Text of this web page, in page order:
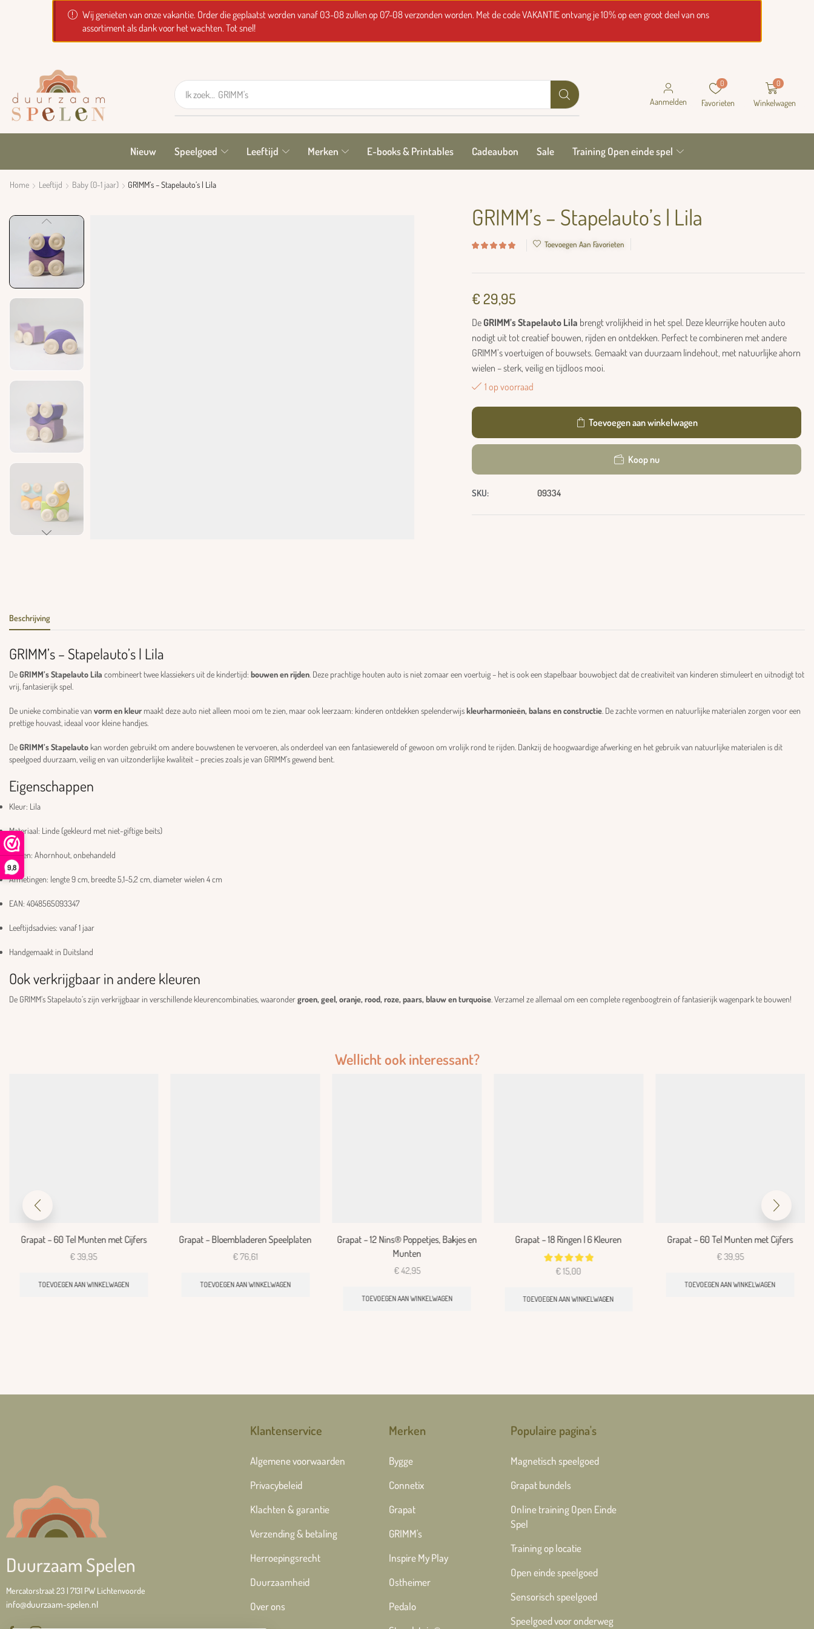
9,8
Wij genieten van onze vakantie. Order die geplaatst worden vanaf 03-08 zullen op 07-08 verzonden worden. Met de code VAKANTIE ontvang je 10% op een groot deel van ons
assortiment als dank voor het wachten. Tot snel!
Ik zoek... GRIMM's
Aanmelden
0
Favorieten
0
Winkelwagen
Nieuw Speelgoed Leeftijd Merken E-books & Printables Cadeaubon Sale Training Open einde spel
Home Leeftijd Baby (0-1 jaar) GRIMM’s – Stapelauto’s | Lila
GRIMM’s – Stapelauto’s | Lila
Toevoegen Aan Favorieten
€ 29,95
DeGRIMM’s Stapelauto Lila brengt vrolijkheid in het spel. Deze kleurrijke houten auto
nodigt uit tot creatief bouwen, rijden en ontdekken. Perfect te combineren met andere
GRIMM’s voertuigen of bouwsets. Gemaakt van duurzaam lindehout, met natuurlijke ahorn
wielen – sterk, veilig en tijdloos mooi.
1 op voorraad
Toevoegen aan winkelwagen
Koop nu
SKU: 09334
Beschrijving
GRIMM’s – Stapelauto’s | Lila
DeGRIMM’s Stapelauto Lila combineert twee klassiekers uit de kindertijd: bouwen en rijden . Deze prachtige houten auto is niet zomaar een voertuig – het is ook een stapelbaar bouwobject dat de creativiteit van kinderen stimuleert en uitnodigt tot
vrij, fantasierijk spel.
De unieke combinatie van vorm en kleur maakt deze auto niet alleen mooi om te zien, maar ook leerzaam: kinderen ontdekken spelenderwijskleurharmonieën, balans en constructie . De zachte vormen en natuurlijke materialen zorgen voor een
prettige houvast, ideaal voor kleine handjes.
DeGRIMM’s Stapelauto kan worden gebruikt om andere bouwstenen te vervoeren, als onderdeel van een fantasiewereld of gewoon om vrolijk rond te rijden. Dankzij de hoogwaardige afwerking en het gebruik van natuurlijke materialen is dit
speelgoed duurzaam, veilig en van uitzonderlijke kwaliteit – precies zoals je van GRIMM’s gewend bent.
Eigenschappen
Kleur: Lila
Materiaal: Linde (gekleurd met niet-giftige beits)
Wielen: Ahornhout, onbehandeld
Afmetingen: lengte 9 cm, breedte 5,1–5,2 cm, diameter wielen 4 cm
EAN: 4048565093347
Leeftijdsadvies: vanaf 1 jaar
Handgemaakt in Duitsland
Ook verkrijgbaar in andere kleuren
De GRIMM’s Stapelauto’s zijn verkrijgbaar in verschillende kleurencombinaties, waarondergroen, geel, oranje, rood, roze, paars, blauw en turquoise . Verzamel ze allemaal om een complete regenboogtrein of fantasierijk wagenpark te bouwen!
Wellicht ook interessant?
Grapat – 60 Tel Munten met Cijfers
€39,95
TOEVOEGEN AAN WINKELWAGEN
Grapat – Bloembladeren Speelplaten
€76,61
TOEVOEGEN AAN WINKELWAGEN
Grapat – 12 Nins® Poppetjes, Bakjes en
Munten
€42,95
TOEVOEGEN AAN WINKELWAGEN
Grapat – 18 Ringen | 6 Kleuren
€15,00
TOEVOEGEN AAN WINKELWAGEN
Grapat – 60 Tel Munten met Cijfers
€39,95
TOEVOEGEN AAN WINKELWAGEN
Duurzaam Spelen
Mercatorstraat 23 | 7131 PW Lichtenvoorde
info@duurzaam-spelen.nl
Klantenservice
Algemene voorwaarden
Privacybeleid
Klachten & garantie
Verzending & betaling
Herroepingsrecht
Duurzaamheid
Over ons
Merken
Bygge
Connetix
Grapat
GRIMM's
Inspire My Play
Ostheimer
Pedalo
Populaire pagina's
Magnetisch speelgoed
Grapat bundels
Online training Open Einde
Spel
Training op locatie
Open einde speelgoed
Sensorisch speelgoed
Speelgoed voor onderweg